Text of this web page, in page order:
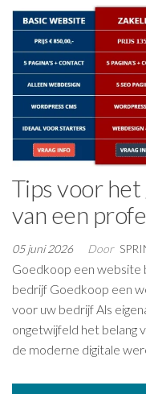
Tips voor
van een
05 juni 2026 Door
Goedkoop een website
bedrijf Goedkoop een
voor uw bedrijf Als
ongetwijfeld het belang
de moderne digitale